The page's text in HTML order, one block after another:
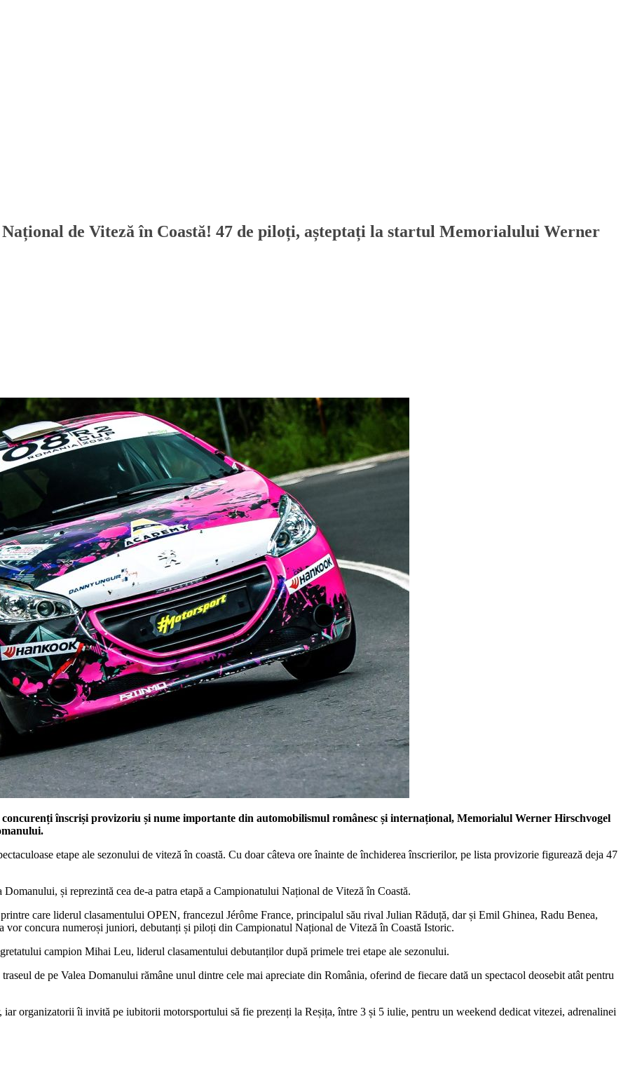
de Viteză în Coastă! 47 de piloți, așteptați la startul Memorialului Werner
concurenți înscriși provizoriu și nume importante din automobilismul românesc și internațional, Memorialul Werner Hirschvogel
etape ale sezonului de viteză în coastă. Cu doar câteva ore înainte de închiderea înscrierilor, pe lista provizorie figurează deja 47
și reprezintă cea de-a patra etapă a Campionatului Național de Viteză în Coastă.
care liderul clasamentului OPEN, francezul Jérôme France, principalul său rival Julian Răduță, dar și Emil Ghinea, Radu Benea,
vor concura numeroși juniori, debutanți și piloți din Campionatul Național de Viteză în Coastă Istoric.
campion Mihai Leu, liderul clasamentului debutanților după primele trei etape ale sezonului.
de pe Valea Domanului rămâne unul dintre cele mai apreciate din România, oferind de fiecare dată un spectacol deosebit atât pentru
organizatorii îi invită pe iubitorii motorsportului să fie prezenți la Reșița, între 3 și 5 iulie, pentru un weekend dedicat vitezei, adrenalinei